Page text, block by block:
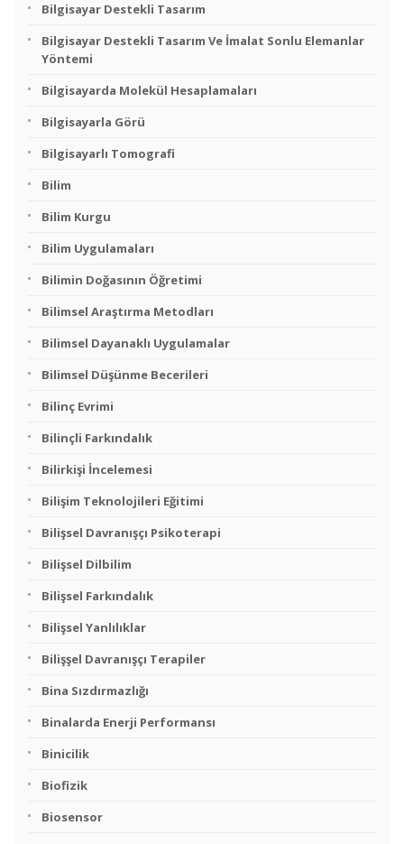
Bilgisayar Destekli Tasarım
Bilgisayar Destekli Tasarım Ve İmalat Sonlu Elemanlar
Yöntemi
Bilgisayarda Molekül Hesaplamaları
Bilgisayarla Görü
Bilgisayarlı Tomografi
Bilim
Bilim Kurgu
Bilim Uygulamaları
Bilimin Doğasının Öğretimi
Bilimsel Araştırma Metodları
Bilimsel Dayanaklı Uygulamalar
Bilimsel Düşünme Becerileri
Bilinç Evrimi
Bilinçli Farkındalık
Bilirkişi İncelemesi
Bilişim Teknolojileri Eğitimi
Bilişsel Davranışçı Psikoterapi
Bilişsel Dilbilim
Bilişsel Farkındalık
Bilişsel Yanlılıklar
Bilişşel Davranışçı Terapiler
Bina Sızdırmazlığı
Binalarda Enerji Performansı
Binicilik
Biofizik
Biosensor